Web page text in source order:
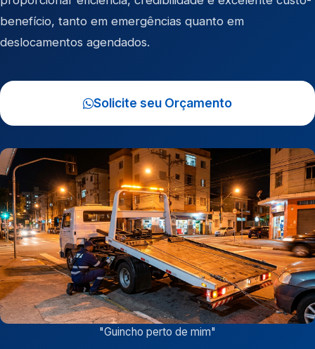
benefício, tanto em emergências quanto em
deslocamentos agendados.
Solicite seu Orçamento
"Guincho perto de mim"